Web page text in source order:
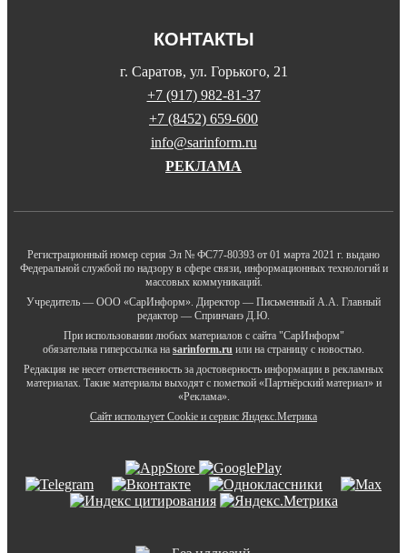
КОНТАКТЫ
г. Саратов, ул. Горького, 21
+7 (917) 982-81-37
+7 (8452) 659-600
info@sarinform.ru
РЕКЛАМА
Регистрационный номер серия Эл № ФС77-80393 от 01 марта 2021 г. выдано
Федеральной службой по надзору в сфере связи, информационных технологий и
массовых коммуникаций.
Учредитель — ООО «СарИнформ». Директор — Письменный А.А. Главный
редактор — Спринчанэ Д.Ю.
При использовании любых материалов с сайта "СарИнформ"
обязательна гиперссылка на sarinform.ru или на страницу с новостью.
Редакция не несет ответственность за достоверность информации в рекламных
материалах. Такие материалы выходят с пометкой «Партнёрский материал» и
«Реклама».
Сайт использует Cookie и сервиc Яндекс.Метрика